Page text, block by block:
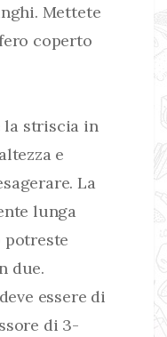
Mettete
coperto
la striscia in
e
La
lunga
potreste
due.
essere di
di 3-